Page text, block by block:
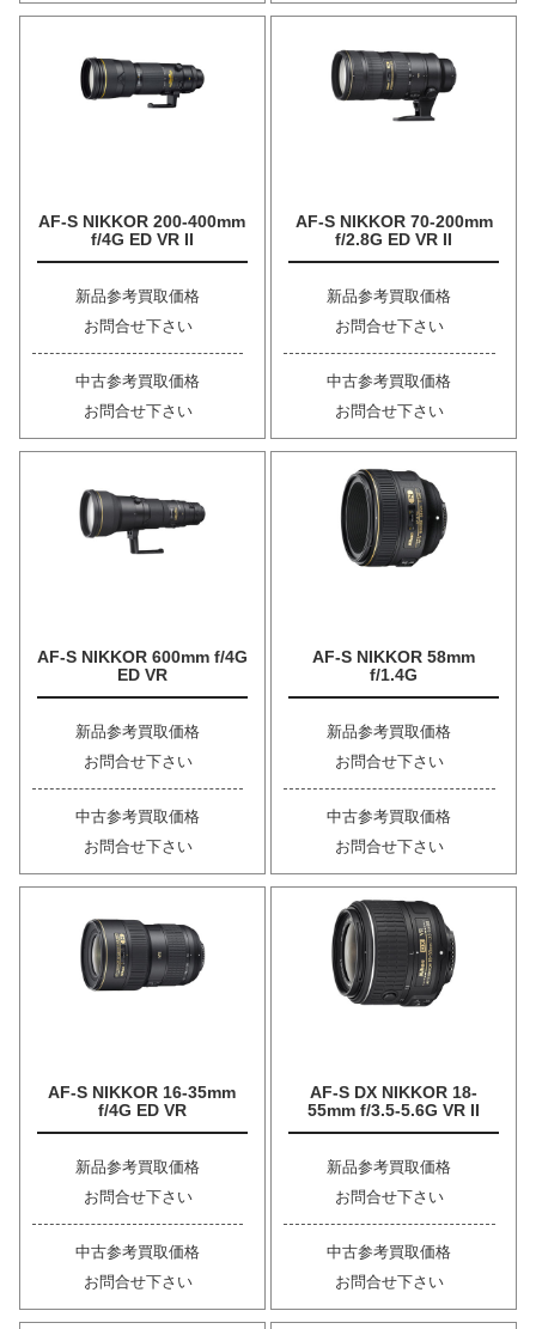
AF-S NIKKOR 200-400mm
f/4G ED VR II
新品参考買取価格
お問合せ下さい
中古参考買取価格
お問合せ下さい
AF-S NIKKOR 70-200mm
f/2.8G ED VR II
新品参考買取価格
お問合せ下さい
中古参考買取価格
お問合せ下さい
AF-S NIKKOR 600mm f/4G
ED VR
新品参考買取価格
お問合せ下さい
中古参考買取価格
お問合せ下さい
AF-S NIKKOR 58mm
f/1.4G
新品参考買取価格
お問合せ下さい
中古参考買取価格
お問合せ下さい
AF-S NIKKOR 16-35mm
f/4G ED VR
新品参考買取価格
お問合せ下さい
中古参考買取価格
お問合せ下さい
AF-S DX NIKKOR 18-
55mm f/3.5-5.6G VR II
新品参考買取価格
お問合せ下さい
中古参考買取価格
お問合せ下さい